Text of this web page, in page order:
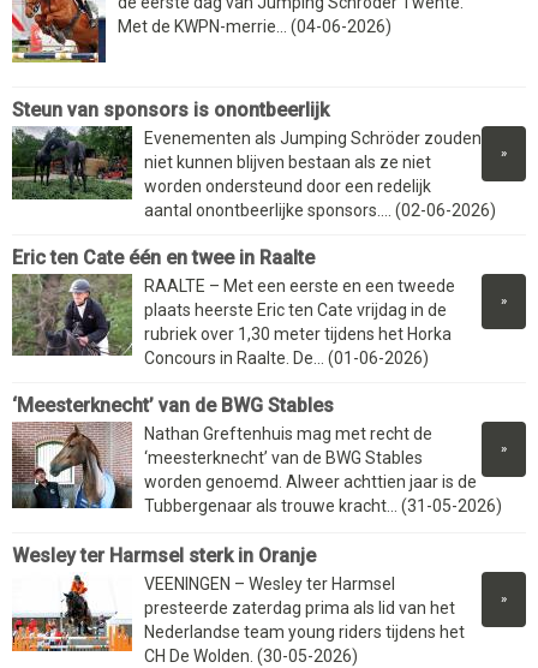
Met de KWPN-merrie... (04-06-2026)
Steun van sponsors is onontbeerlijk
»
Evenementen als Jumping Schröder zouden
niet kunnen blijven bestaan als ze niet
worden ondersteund door een redelijk
aantal onontbeerlijke sponsors.... (02-06-2026)
Eric ten Cate één en twee in Raalte
»
RAALTE – Met een eerste en een tweede
plaats heerste Eric ten Cate vrijdag in de
rubriek over 1,30 meter tijdens het Horka
Concours in Raalte. De... (01-06-2026)
‘Meesterknecht’ van de BWG Stables
»
Nathan Greftenhuis mag met recht de
‘meesterknecht’ van de BWG Stables
worden genoemd. Alweer achttien jaar is de
Tubbergenaar als trouwe kracht... (31-05-2026)
Wesley ter Harmsel sterk in Oranje
»
VEENINGEN – Wesley ter Harmsel
presteerde zaterdag prima als lid van het
Nederlandse team young riders tijdens het
CH De Wolden. (30-05-2026)